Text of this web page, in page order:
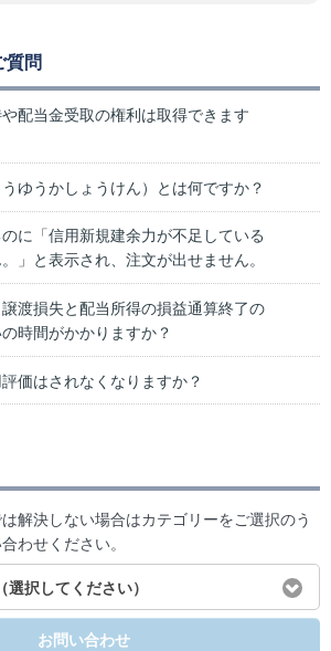
質問
配当金受取の権利は取得できます
ゆうかしょうけん）とは何ですか？
に「信用新規建余力が不足している
」と表示され、注文が出せません。
渡損失と配当所得の損益通算終了の
時間がかかりますか？
価はされなくなりますか？
は解決しない場合はカテゴリーをご選択のう
わせください。
（選択してください）
お問い合わせ